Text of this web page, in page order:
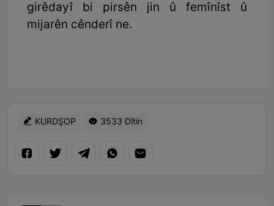
girêdayî bi pirsên jin û femînîst û
mijarên cênderî ne.
KURDŞOP 3533 Dîtin